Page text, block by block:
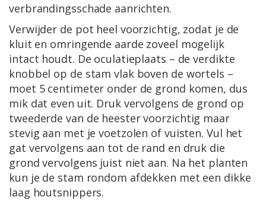
verbrandingsschade aanrichten.
Verwijder de pot heel voorzichtig, zodat je de
kluit en omringende aarde zoveel mogelijk
intact houdt. De oculatieplaats – de verdikte
knobbel op de stam vlak boven de wortels –
moet 5 centimeter onder de grond komen, dus
mik dat even uit. Druk vervolgens de grond op
tweederde van de heester voorzichtig maar
stevig aan met je voetzolen of vuisten. Vul het
gat vervolgens aan tot de rand en druk die
grond vervolgens juist niet aan. Na het planten
kun je de stam rondom afdekken met een dikke
laag houtsnippers.